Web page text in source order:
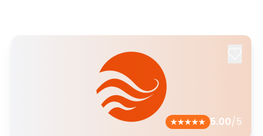
5.00/5